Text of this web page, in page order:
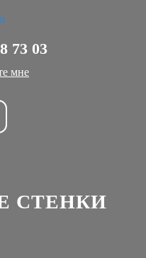
73 03
мне
СТЕНКИ